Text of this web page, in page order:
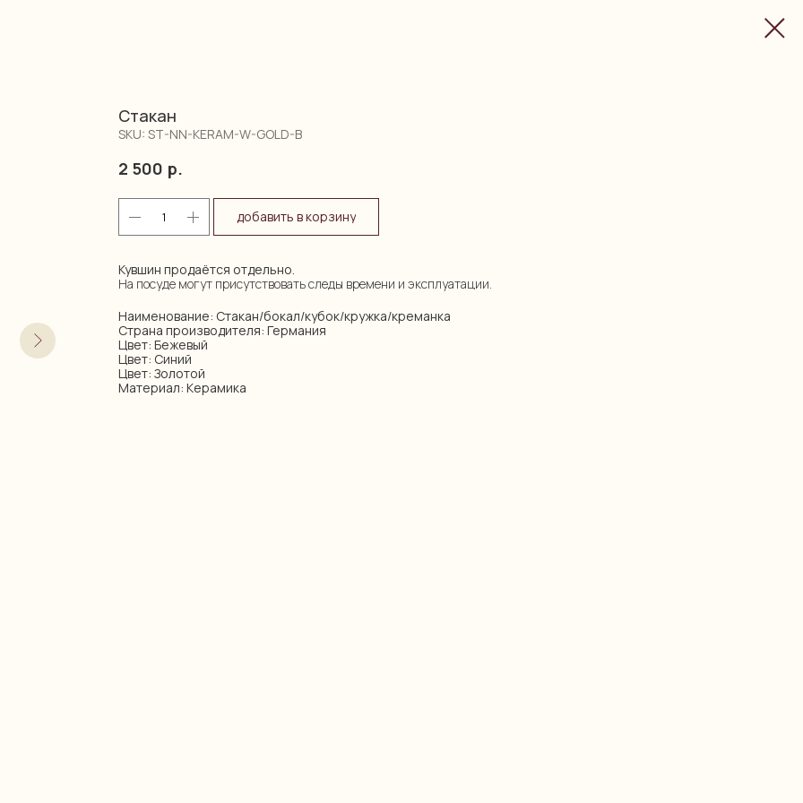
Стакан
SKU: ST-NN-KERAM-W-GOLD-B
2 500 р.
добавить в корзину
Кувшин продаётся отдельно.
На посуде могут присутствовать следы времени и эксплуатации.
Наименование: Стакан/бокал/кубок/кружка/креманка
Страна производителя: Германия
Цвет: Бежевый
Цвет: Синий
Цвет: Золотой
Материал: Керамика